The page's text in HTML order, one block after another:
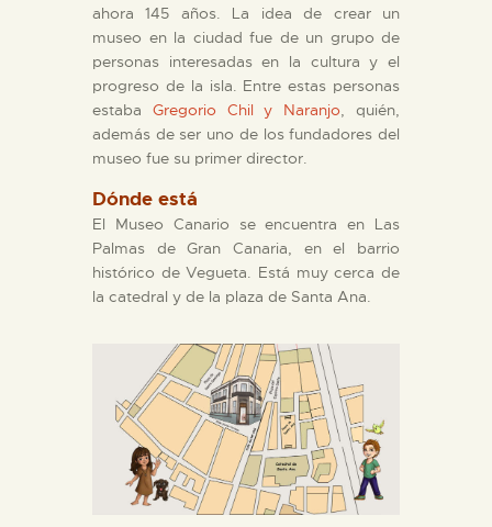
COLECCIONES
DIDÁCTICA
ESPAÑOL
ahora 145 años. La idea de crear un
museo en la ciudad fue de un grupo de
personas interesadas en la cultura y el
progreso de la isla. Entre estas personas
estaba Gregorio Chil y Naranjo , quién,
además de ser uno de los fundadores del
museo fue su primer director.
Dónde está
El Museo Canario se encuentra en Las
Palmas de Gran Canaria, en el barrio
histórico de Vegueta. Está muy cerca de
la catedral y de la plaza de Santa Ana.